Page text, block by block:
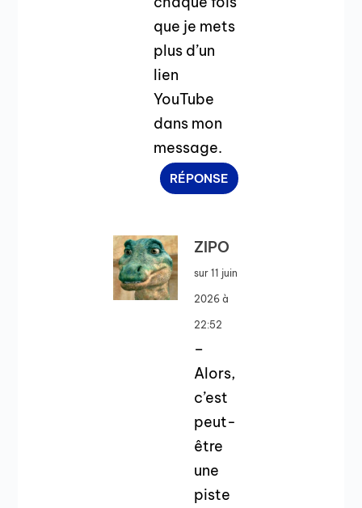
que je mets
plus d’un
lien
YouTube
dans mon
message.
RÉPONSE
ZIPO
sur 11 juin
2026 à
22:52
–
Alors,
c’est
peut-
être
une
piste